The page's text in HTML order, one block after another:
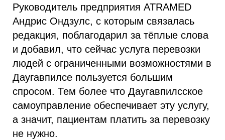
Руководитель предприятия ATRAMED
Андрис Ондзулс, с которым связалась
редакция, поблагодарил за тёплые слова
и добавил, что сейчас услуга перевозки
людей с ограниченными возможностями в
Даугавпилсе пользуется большим
спросом. Тем более что Даугавпилсское
самоуправление обеспечивает эту услугу,
а значит, пациентам платить за перевозку
не нужно.